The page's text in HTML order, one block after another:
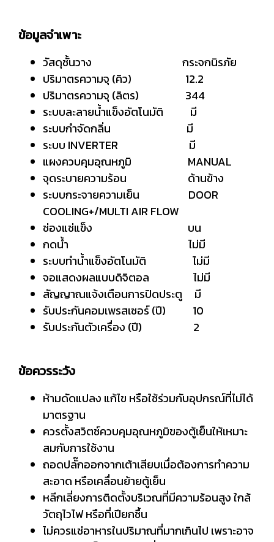
ข้อมูลจำเพาะ
วัสดุชั้นวาง กระจกนิรภัย
ปริมาตรความจุ (คิว) 12.2
ปริมาตรความจุ (ลิตร) 344
ระบบละลายน้ำแข็งอัตโนมัติ มี
ระบบกำจัดกลิ่น มี
ระบบ INVERTER มี
แผงควบคุมอุณหภูมิ MANUAL
จุดระบายความร้อน ด้านข้าง
ระบบกระจายความเย็น DOOR
COOLING+/MULTI AIR FLOW
ช่องแช่แข็ง บน
กดน้ำ ไม่มี
ระบบทำน้ำแข็งอัตโนมัติ ไม่มี
จอแสดงผลแบบดิจิตอล ไม่มี
สัญญาณแจ้งเตือนการปิดประตู มี
รับประกันคอมเพรสเซอร์ (ปี) 10
รับประกันตัวเครื่อง (ปี) 2
ข้อควรระวัง
ห้ามดัดแปลง แก้ไข หรือใช้ร่วมกับอุปกรณ์ที่ไม่ได้
มาตรฐาน
ควรตั้งสวิตช์ควบคุมอุณหภูมิของตู้เย็นให้เหมาะ
สมกับการใช้งาน
ถอดปลั๊กออกจากเต้าเสียบเมื่อต้องการทำความ
สะอาด หรือเคลื่อนย้ายตู้เย็น
หลีกเลี่ยงการติดตั้งบริเวณที่มีความร้อนสูง ใกล้
วัตถุไวไฟ หรือที่เปียกชื้น
ไม่ควรแช่อาหารในปริมาณที่มากเกินไป เพราะอาจ